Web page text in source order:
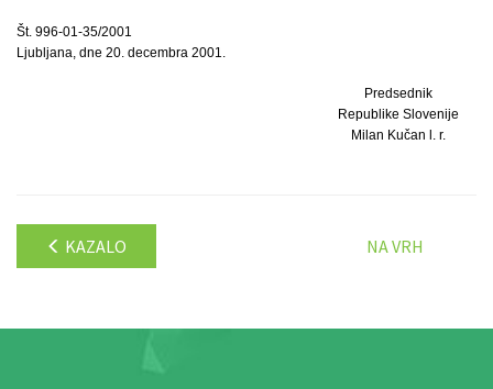
Št. 996-01-35/2001
Ljubljana, dne 20. decembra 2001.
Predsednik
Republike Slovenije
Milan Kučan l. r.
KAZALO NA VRH